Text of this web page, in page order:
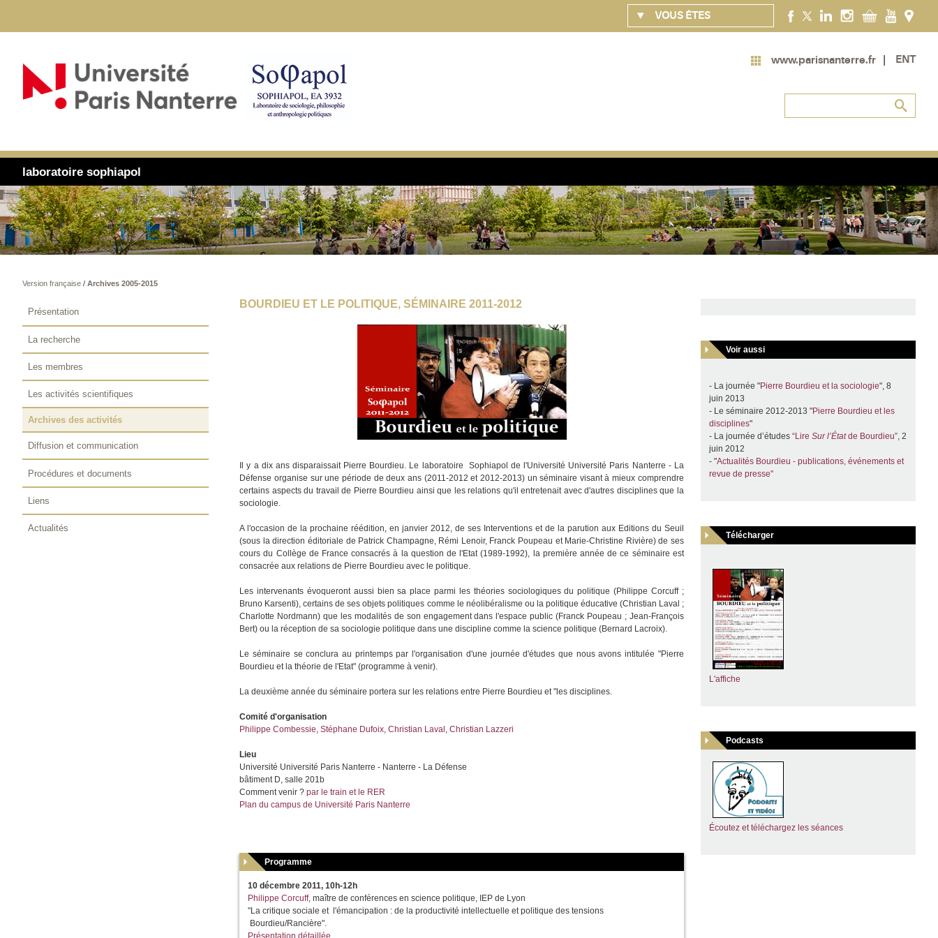
VOUS ÊTES
www.parisnanterre.fr ENT
laboratoire sophiapol
Version française/ Archives 2005-2015
BOURDIEU ET LE POLITIQUE, SÉMINAIRE 2011-2012
Il y a dix ans disparaissait Pierre Bourdieu. Le laboratoire Sophiapol de l'Université Université Paris Nanterre - La
Défense organise sur une période de deux ans (2011-2012 et 2012-2013) un séminaire visant à mieux comprendre
certains aspects du travail de Pierre Bourdieu ainsi que les relations qu'il entretenait avec d'autres disciplines que la
sociologie.
A l'occasion de la prochaine réédition, en janvier 2012, de ses Interventions et de la parution aux Editions du Seuil
(sous la direction éditoriale de Patrick Champagne, Rémi Lenoir, Franck Poupeau et Marie-Christine Rivière) de ses
cours du Collège de France consacrés à la question de l'Etat (1989-1992), la première année de ce séminaire est
consacrée aux relations de Pierre Bourdieu avec le politique.
Les intervenants évoqueront aussi bien sa place parmi les théories sociologiques du politique (Philippe Corcuff ;
Bruno Karsenti), certains de ses objets politiques comme le néolibéralisme ou la politique éducative (Christian Laval ;
Charlotte Nordmann) que les modalités de son engagement dans l'espace public (Franck Poupeau ; Jean-François
Bert) ou la réception de sa sociologie politique dans une discipline comme la science politique (Bernard Lacroix).
Le séminaire se conclura au printemps par l'organisation d'une journée d'études que nous avons intitulée "Pierre
Bourdieu et la théorie de l'Etat" (programme à venir).
La deuxième année du séminaire portera sur les relations entre Pierre Bourdieu et "les disciplines.
Comité d'organisation
Philippe Combessie,Stéphane Dufoix,Christian Laval ,Christian Lazzeri
Lieu
Université Université Paris Nanterre - Nanterre - La Défense
bâtiment D, salle 201b
Comment venir ?par le train et le RER
Plan du campus de Université Paris Nanterre
Programme
10 décembre 2011, 10h-12h
Philippe Corcuff, maître de conférences en science politique, IEP de Lyon
"La critique sociale et l'émancipation : de la productivité intellectuelle et politique des tensions
Bourdieu/Rancière".
Présentation détaillée
Voir aussi
- La journée "Pierre Bourdieu et la sociologie", 8
juin 2013
- Le séminaire 2012-2013 "Pierre Bourdieu et les
disciplines"
- La journée d’études “Lire Sur l’Étatde Bourdieu”, 2
juin 2012
- "Actualités Bourdieu - publications, événements et
revue de presse"
Télécharger
L'affiche
Podcasts
Écoutez et téléchargez les séances
Présentation
La recherche
Les membres
Les activités scientifiques
Archives des activités
Diffusion et communication
Procédures et documents
Liens
Actualités